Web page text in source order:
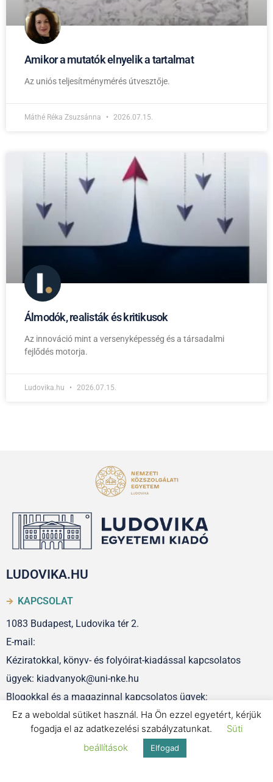
Amikor a mutatók elnyelik a tartalmat
Az uniós teljesítménymérés útvesztője.
Máthé Réka Zsuzsánna 2026.07.15.
Álmodók, realisták és kritikusok
Az innováció mint a versenyképesség és a társadalmi
fejlődés motorja.
Ludovika.hu 2026.07.15.
LUDOVIKA.HU
KAPCSOLAT
1083 Budapest, Ludovika tér 2.
E-mail:
Kéziratokkal, könyv- és folyóirat-kiadással kapcsolatos
ügyek: kiadvanyok@uni-nke.hu
Blogokkal és a magazinnal kapcsolatos ügyek:
szerkesztoseg@uni-nke.hu
IMPRESSZUM
Ez a weboldal sütiket használ. Ha Ön ezzel egyetért, kérjük
fogadja el az adatkezelési szabályzatunkat.
Süti
beállítások
Elfogad